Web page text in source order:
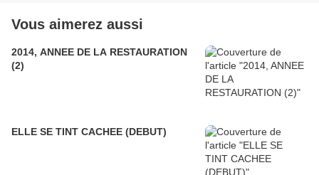
Vous aimerez aussi
2014, ANNEE DE LA RESTAURATION
(2)
ELLE SE TINT CACHEE (DEBUT)